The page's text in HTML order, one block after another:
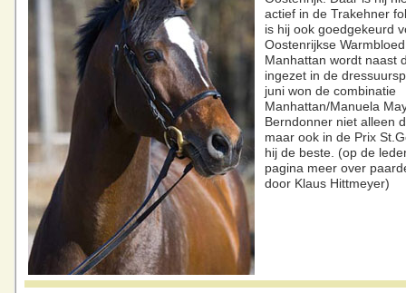
actief in de Trakehner
is hij ook goedgekeurd
Oostenrijkse
Manhattan wordt naast
ingezet in de
juni won de combinatie
Manhattan/Manuela
Berndonner niet alleen
maar ook in de Prix
hij de beste. (op de
pagina meer over
door Klaus Hittmeyer)